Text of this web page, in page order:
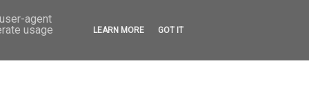
agent
usage
LEARN MORE GOT IT